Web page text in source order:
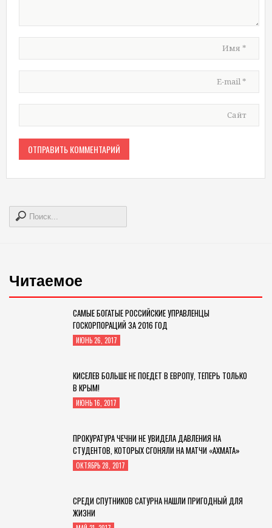
Имя*
E-mail*
Сайт
Читаемое
САМЫЕ БОГАТЫЕ РОССИЙСКИЕ УПРАВЛЕНЦЫ
ГОСКОРПОРАЦИЙ ЗА 2016 ГОД
ИЮНЬ 26, 2017
КИСЕЛЕВ БОЛЬШЕ НЕ ПОЕДЕТ В ЕВРОПУ, ТЕПЕРЬ ТОЛЬКО
В КРЫМ!
ИЮНЬ 16, 2017
ПРОКУРАТУРА ЧЕЧНИ НЕ УВИДЕЛА ДАВЛЕНИЯ НА
СТУДЕНТОВ, КОТОРЫХ СГОНЯЛИ НА МАТЧИ «АХМАТА»
ОКТЯБРЬ 28, 2017
СРЕДИ СПУТНИКОВ САТУРНА НАШЛИ ПРИГОДНЫЙ ДЛЯ
ЖИЗНИ